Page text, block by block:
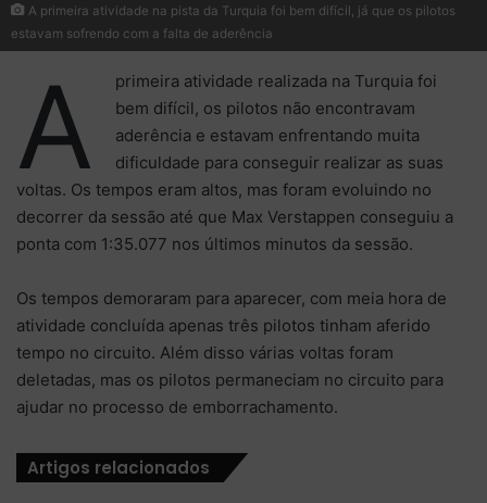
A primeira atividade na pista da Turquia foi bem difícil, já que os pilotos
estavam sofrendo com a falta de aderência
A
primeira atividade realizada na Turquia foi
bem difícil, os pilotos não encontravam
aderência e estavam enfrentando muita
dificuldade para conseguir realizar as suas
voltas. Os tempos eram altos, mas foram evoluindo no
decorrer da sessão até que Max Verstappen conseguiu a
ponta com 1:35.077 nos últimos minutos da sessão.
Os tempos demoraram para aparecer, com meia hora de
atividade concluída apenas três pilotos tinham aferido
tempo no circuito. Além disso várias voltas foram
deletadas, mas os pilotos permaneciam no circuito para
ajudar no processo de emborrachamento.
Artigos relacionados